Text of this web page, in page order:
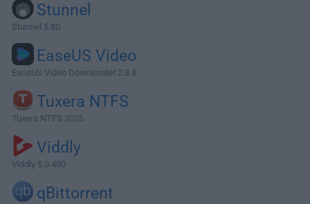
Stunnel
Stunnel 5.80
EaseUS Video
EaseUS Video Downloader 2.8.8
Tuxera NTFS
Tuxera NTFS 2026
Viddly
Viddly 5.0.480
qBittorrent